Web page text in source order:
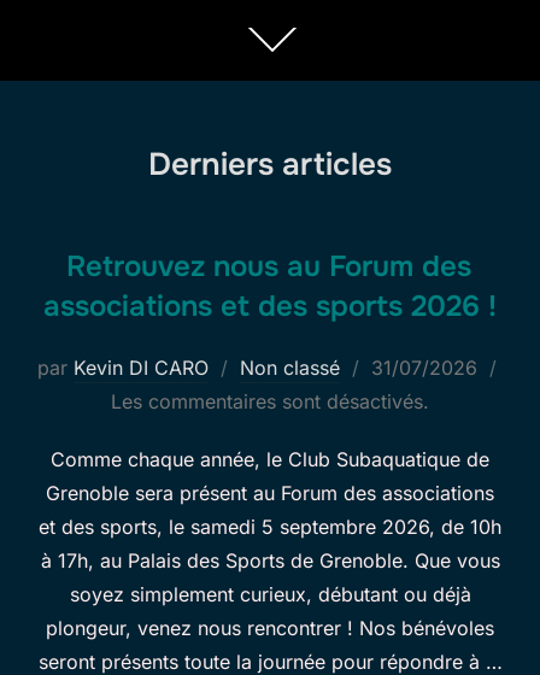
Descendre
au
Derniers articles
Retrouvez nous au Forum des
associations et des sports 2026 !
par Kevin DI CARO Non classé
Publié
le
31/07/2026
Les commentaires sont désactivés.
Comme chaque année, le Club Subaquatique de
Grenoble sera présent au Forum des associations
et des sports, le samedi 5 septembre 2026, de 10h
à 17h, au Palais des Sports de Grenoble. Que vous
soyez simplement curieux, débutant ou déjà
plongeur, venez nous rencontrer ! Nos bénévoles
seront présents toute la journée pour répondre à …